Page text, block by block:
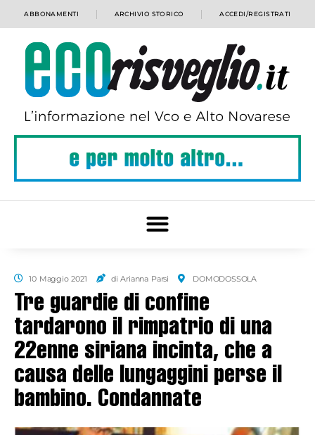
ABBONAMENTI ARCHIVIO STORICO ACCEDI/REGISTRATI
10 Maggio 2021 di Arianna Parsi DOMODOSSOLA
Tre guardie di confine
tardarono il rimpatrio di una
22enne siriana incinta, che a
causa delle lungaggini perse il
bambino. Condannate